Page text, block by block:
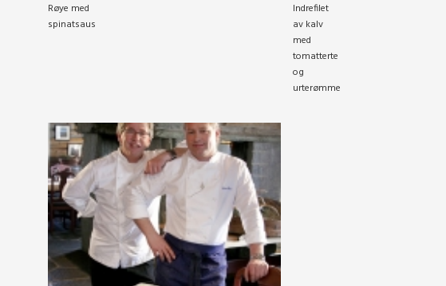
Røye med
spinatsaus
Indrefilet
av kalv
med
tomatterte
og
urterømme